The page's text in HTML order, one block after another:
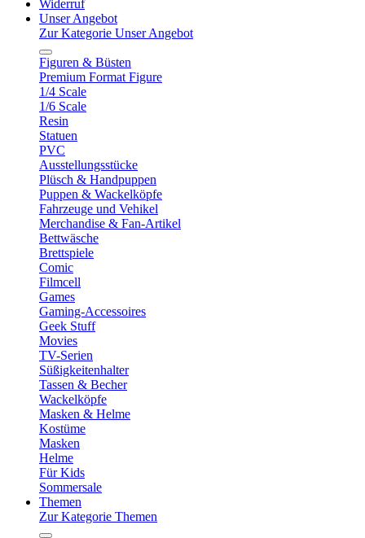
Widerruf
Unser Angebot
Zur Kategorie Unser Angebot
Figuren & Büsten
Premium Format Figure
1/4 Scale
1/6 Scale
Resin
Statuen
PVC
Ausstellungsstücke
Plüsch & Handpuppen
Puppen & Wackelköpfe
Fahrzeuge und Vehikel
Merchandise & Fan-Artikel
Bettwäsche
Brettspiele
Comic
Filmcell
Games
Gaming-Accessoires
Geek Stuff
Movies
TV-Serien
Süßigkeitenhalter
Tassen & Becher
Wackelköpfe
Masken & Helme
Kostüme
Masken
Helme
Für Kids
Sommersale
Themen
Zur Kategorie Themen